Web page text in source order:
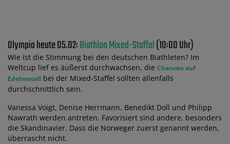
Olympia heute 05.02:Biathlon Mixed-Staffel(10:00 Uhr)
Wie ist die Stimmung bei den deutschen Biathleten? Im
Weltcup lief es äußerst durchwachsen, die Chancen auf
Edelmetall bei der Mixed-Staffel sollten allenfalls
durchschnittlich sein.
Vanessa Voigt, Denise Herrmann, Benedikt Doll und Philipp
Nawrath werden antreten. Favorisiert sind andere, besonders
die Skandinavier. Dass die Norweger zuerst genannt werden,
überrascht nicht.